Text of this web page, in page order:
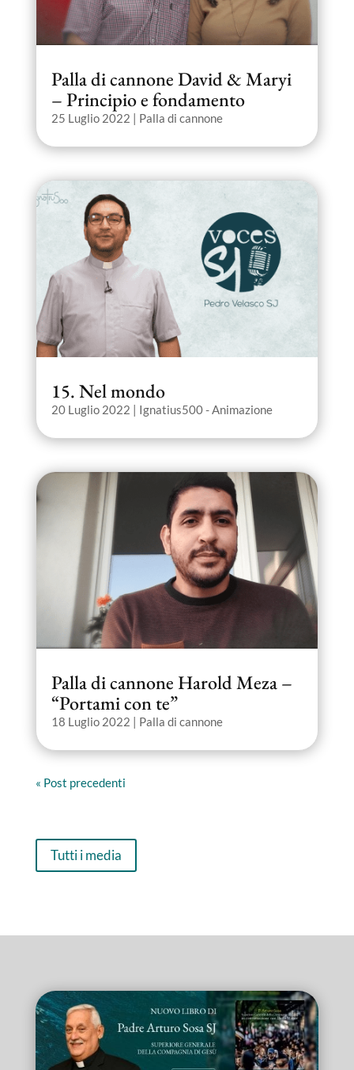
Palla di cannone David & Maryi
– Principio e fondamento
25 Luglio 2022 | Palla di cannone
15. Nel mondo
20 Luglio 2022 | Ignatius500 - Animazione
Palla di cannone Harold Meza –
“Portami con te”
18 Luglio 2022 | Palla di cannone
« Post precedenti
Tutti i media